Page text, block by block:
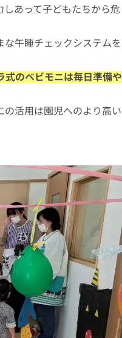
あって子どもたちから危
午睡チェックシステムを
式のベビモニは毎日準備や
の活用は園児へのより高い